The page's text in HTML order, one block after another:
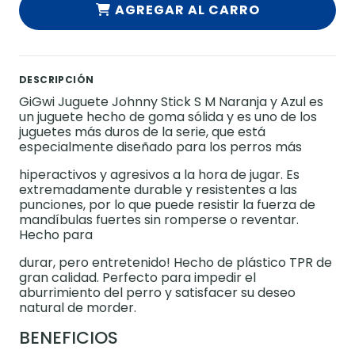
AGREGAR AL CARRO
DESCRIPCIÓN
GiGwi Juguete Johnny Stick S M Naranja y Azul es
un juguete hecho de goma sólida y es uno de los
juguetes más duros de la serie, que está
especialmente diseñado para los perros más
hiperactivos y agresivos a la hora de jugar. Es
extremadamente durable y resistentes a las
punciones, por lo que puede resistir la fuerza de
mandíbulas fuertes sin romperse o reventar.
Hecho para
durar, pero entretenido! Hecho de plástico TPR de
gran calidad. Perfecto para impedir el
aburrimiento del perro y satisfacer su deseo
natural de morder.
BENEFICIOS